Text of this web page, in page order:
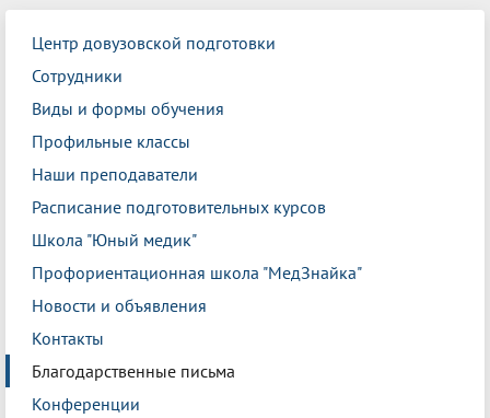
Центр довузовской подготовки
Сотрудники
Виды и формы обучения
Профильные классы
Наши преподаватели
Расписание подготовительных курсов
Школа "Юный медик"
Профориентационная школа "МедЗнайка"
Новости и объявления
Контакты
Благодарственные письма
Конференции